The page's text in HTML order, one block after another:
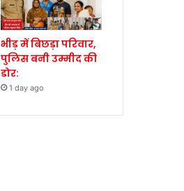
भीड़ में बिछड़ा परिवार,
पुलिस बनी उम्मीद की
डोर:
1 day ago